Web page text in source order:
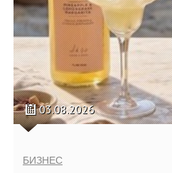
03.08.2026
БИЗНЕС